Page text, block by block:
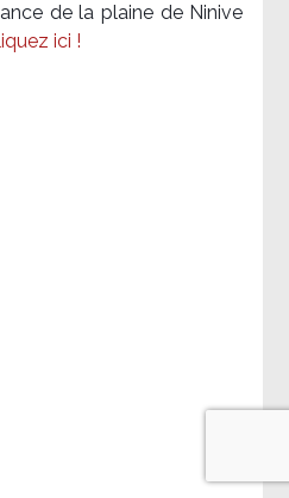
de la plaine de Ninive
ici !